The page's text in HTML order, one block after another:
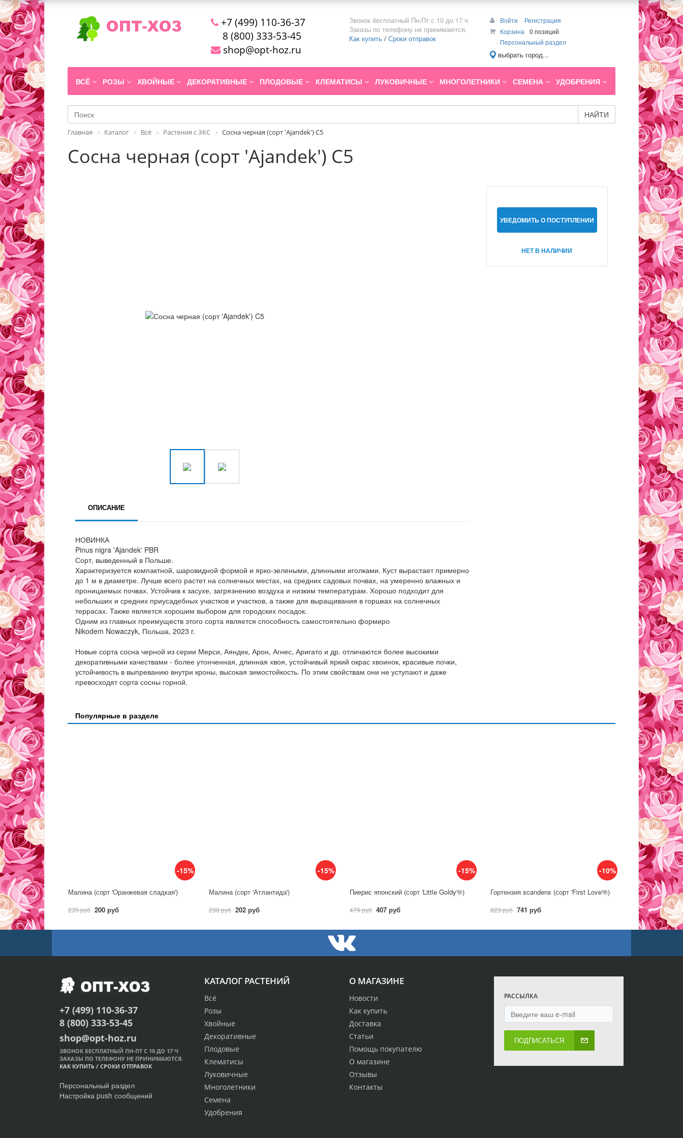
+7 (499) 110-36-37
8 (800) 333-53-45
shop@opt-hoz.ru
Звонок бесплатный Пн-Пт с 10 до 17 ч
Заказы по телефону не принимаются.
Как купить / Сроки отправок
Войти
Регистрация
Корзина
0 позиций
Персональный раздел
выбрать город...
ВСЁ РОЗЫ ХВОЙНЫЕ ДЕКОРАТИВНЫЕ ПЛОДОВЫЕ КЛЕМАТИСЫ ЛУКОВИЧНЫЕ МНОГОЛЕТНИКИ СЕМЕНА УДОБРЕНИЯ
НАЙТИ
Главная Каталог Всё Растения с ЗКС Сосна черная (сорт 'Ajandek') C5
Сосна черная (сорт 'Ajandek') C5
УВЕДОМИТЬ О ПОСТУПЛЕНИИ
НЕТ В НАЛИЧИИ
ОПИСАНИЕ
НОВИНКА
Pinus nigra 'Ajandek' PBR
Сорт, выведенный в Польше.
Характеризуется компактной, шаровидной формой и ярко-зелеными, длинными иголками. Куст вырастает примерно
до 1 м в диаметре. Лучше всего растет на солнечных местах, на средних садовых почвах, на умеренно влажных и
проницаемых почвах. Устойчив к засухе, загрязнению воздуха и низким температурам. Хорошо подходит для
небольших и средних приусадебных участков и участков, а также для выращивания в горшках на солнечных
террасах. Также является хорошим выбором для городских посадок.
Одним из главных преимуществ этого сорта является способность самостоятельно формиро
Nikodem Nowaczyk, Польша, 2023 r.
Новые сорта сосна черной из серии Мерси, Аяндек, Арон, Агнес, Аригато и др. отличаются более высокими
декоративными качествами - более утонченная, длинная хвоя, устойчивый яркий окрас хвоинок, красивые почки,
устойчивость в выпреванию внутри кроны, высокая зимостойкость. По этим свойствам они не уступают и даже
превосходят сорта сосны горной.
Популярные в разделе
-15%
Малина (сорт 'Оранжевая сладкая')
235 руб 200 руб
-15%
Малина (сорт 'Атлантида')
238 руб 202 руб
-15%
Пиерис японский (сорт 'Little Goldy'®)
479 руб 407 руб
-10%
Гортензия scandens (сорт 'First Love'®)
823 руб 741 руб
О МАГАЗИНЕ
Новости
Как купить
Доставка
Статьи
Помощь покупателю
О магазине
Отзывы
Контакты
КАТАЛОГ РАСТЕНИЙ
Всё
Розы
Хвойные
Декоративные
Плодовые
Клематисы
Луковичные
Многолетники
Семена
Удобрения
РАССЫЛКА
ПОДПИСАТЬСЯ
+7 (499) 110-36-37
8 (800) 333-53-45
shop@opt-hoz.ru
ЗВОНОК БЕСПЛАТНЫЙ ПН-ПТ С 10 ДО 17 Ч
ЗАКАЗЫ ПО ТЕЛЕФОНУ НЕ ПРИНИМАЮТСЯ.
КАК КУПИТЬ / СРОКИ ОТПРАВОК
Персональный раздел
Настройка push сообщений